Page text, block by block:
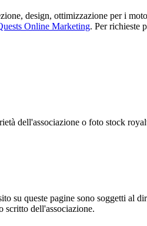
design, ottimizzazione per i
Online Marketing. Per richieste
dell'associazione o foto stock
su queste pagine sono soggetti
scritto dell'associazione.